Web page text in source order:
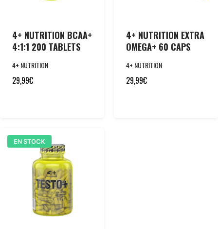
4+ NUTRITION BCAA+
4:1:1 200 TABLETS
4+ NUTRITION
29,99€
4+ NUTRITION EXTRA
OMEGA+ 60 CAPS
4+ NUTRITION
29,99€
EN STOCK